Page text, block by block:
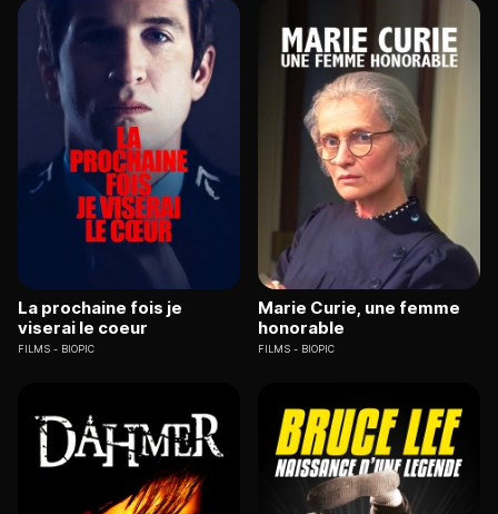
La prochaine fois je
viserai le coeur
FILMS BIOPIC
Marie Curie, une femme
honorable
FILMS BIOPIC